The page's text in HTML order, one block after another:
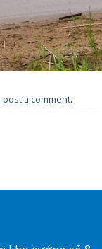
post a comment.